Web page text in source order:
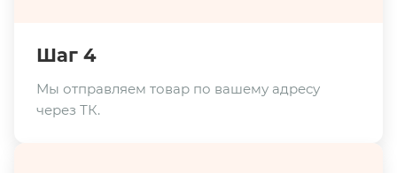
Шаг 4
Мы отправляем товар по вашему адресу
через ТК.